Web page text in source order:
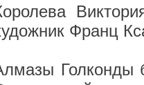
Франц
Голконды